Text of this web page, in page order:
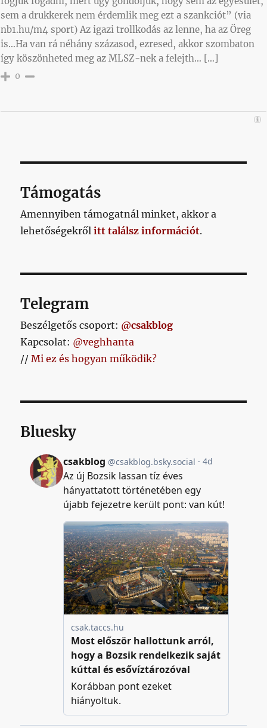
sem a drukkerek nem érdemlik meg ezt a szankciót” (via
nb1.hu/m4 sport) Az igazi trollkodás az lenne, ha az Öreg
is…Ha van rá néhány százasod, ezresed, akkor szombaton
így köszönheted meg az MLSZ-nek a felejth… […]
0
Támogatás
Amennyiben támogatnál minket, akkor a
lehetőségekrőlitt találsz információt.
Telegram
Beszélgetős csoport: @csakblog
Kapcsolat: @veghhanta
//Mi ez és hogyan működik?
Bluesky